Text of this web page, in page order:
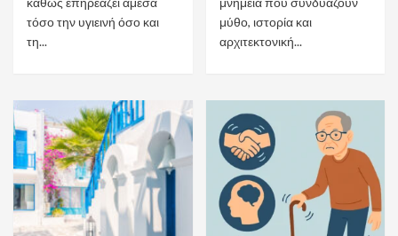
τόσο την υγιεινή όσο και
τη...
μύθο, ιστορία και
αρχιτεκτονική...